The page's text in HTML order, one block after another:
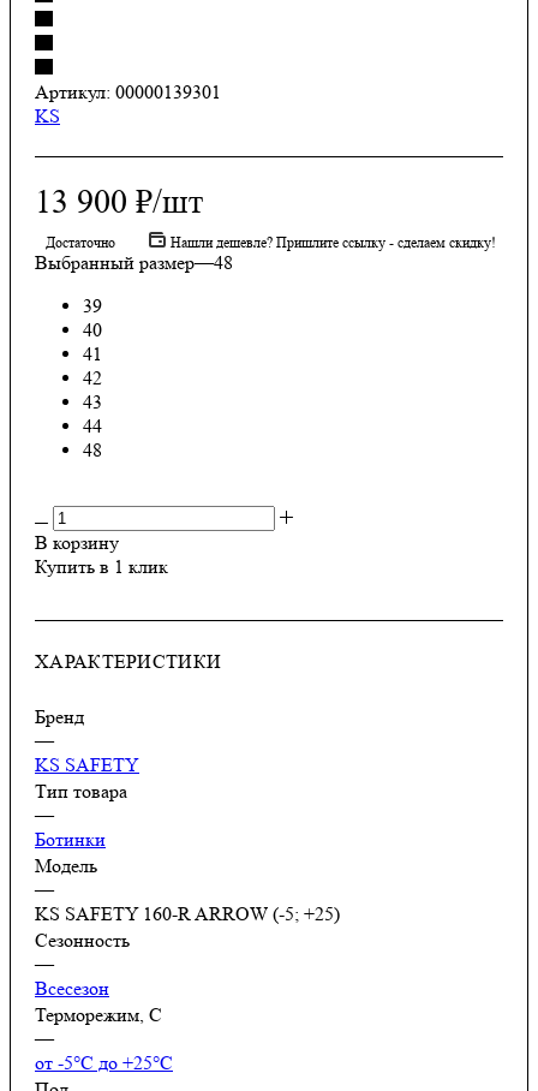
Артикул: 00000139301
KS
13 900 ₽/шт
Достаточно Нашли дешевле? Пришлите ссылку - сделаем скидку!
Выбранный размер—48
39
40
41
42
43
44
48
В корзину
Купить в 1 клик
ХАРАКТЕРИСТИКИ
Бренд
—
KS SAFETY
Тип товара
—
Ботинки
Модель
—
KS SAFETY 160-R ARROW (-5; +25)
Сезонность
—
Всесезон
Терморежим, C
—
от -5°С до +25°С